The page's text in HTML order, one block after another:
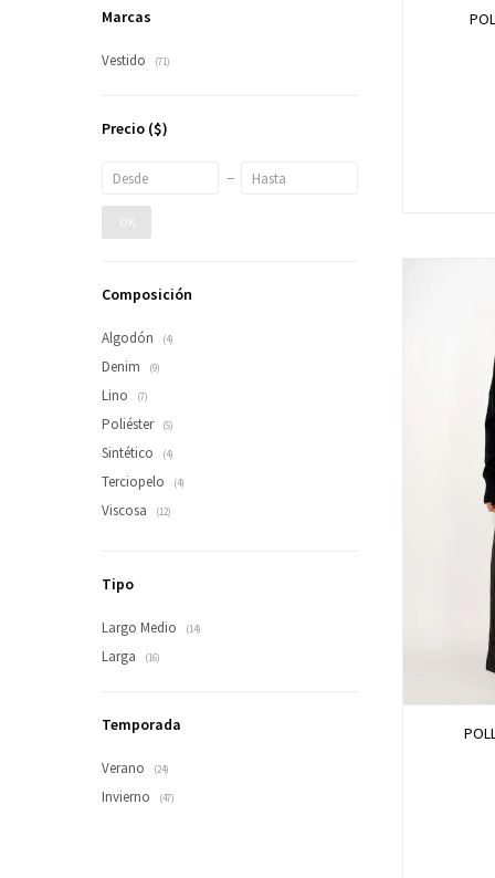
Marcas
Vestido (71)
Precio ($)
OK
Composición
Algodón (4)
Denim (9)
Lino (7)
Poliéster (5)
Sintético (4)
Terciopelo (4)
Viscosa (12)
Tipo
Largo Medio (14)
Larga (16)
Temporada
Verano (24)
Invierno (47)